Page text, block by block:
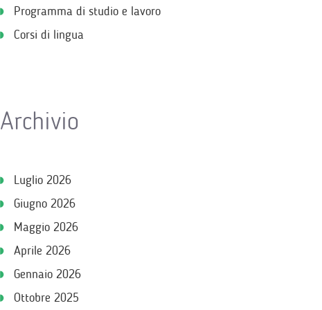
Programma di studio e lavoro
Corsi di lingua
Archivio
Luglio 2026
Giugno 2026
Maggio 2026
Aprile 2026
Gennaio 2026
Ottobre 2025